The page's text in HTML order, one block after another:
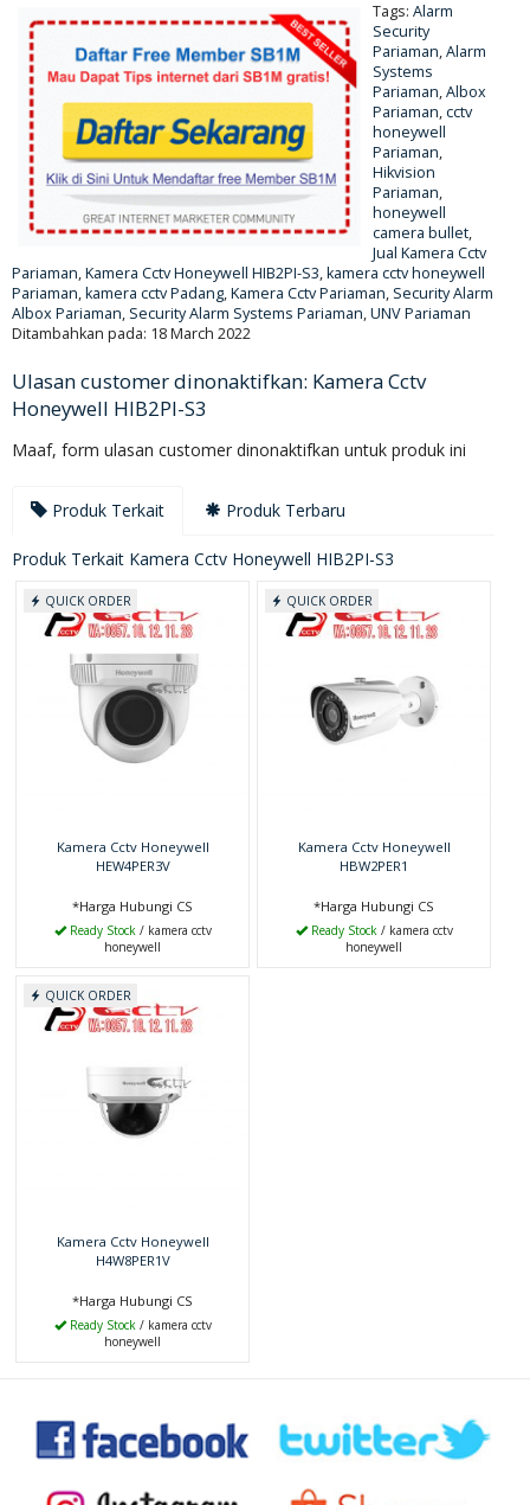
Tags: Alarm
Security
Pariaman,Alarm
Systems
Pariaman,Albox
Pariaman,cctv
honeywell
Pariaman,
Hikvision
Pariaman,
honeywell
camera bullet,
Jual Kamera Cctv
Pariaman,Kamera Cctv Honeywell HIB2PI-S3,kamera cctv honeywell
Pariaman,kamera cctv Padang,Kamera Cctv Pariaman, Security Alarm
Albox Pariaman, Security Alarm Systems Pariaman,UNV Pariaman
Ditambahkan pada: 18 March 2022
Ulasan customer dinonaktifkan: Kamera Cctv
Honeywell HIB2PI-S3
Maaf, form ulasan customer dinonaktifkan untuk produk ini
Produk Terkait Produk Terbaru
Produk Terkait Kamera Cctv Honeywell HIB2PI-S3
QUICK ORDER
Kamera Cctv Honeywell
HEW4PER3V
*Harga Hubungi CS
Ready Stock/ kamera cctv
honeywell
QUICK ORDER
Kamera Cctv Honeywell
HBW2PER1
*Harga Hubungi CS
Ready Stock/ kamera cctv
honeywell
QUICK ORDER
Kamera Cctv Honeywell
H4W8PER1V
*Harga Hubungi CS
Ready Stock/ kamera cctv
honeywell